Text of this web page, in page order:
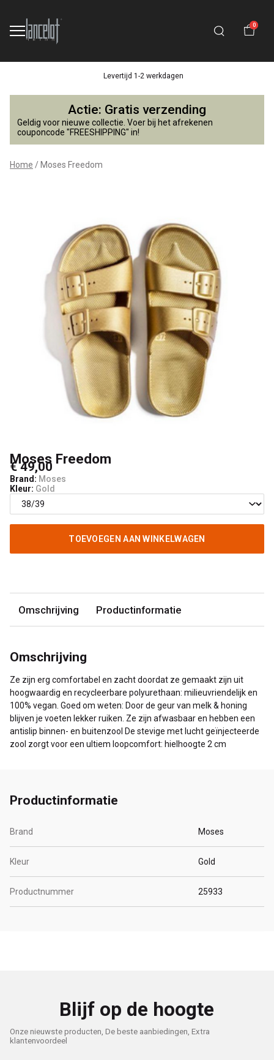
0
Levertijd 1-2 werkdagen
Moses
Freedom
Lancelot
Actie: Gratis verzending
Geldig voor nieuwe collectie. Voer bij het afrekenen
couponcode "FREESHIPPING" in!
Home Moses Freedom
Moses Freedom
€ 49,00
Brand: Moses
Kleur: Gold
TOEVOEGEN AAN WINKELWAGEN
Omschrijving Productinformatie
Omschrijving
Ze zijn erg comfortabel en zacht doordat ze gemaakt zijn uit
hoogwaardig en recycleerbare polyurethaan: milieuvriendelijk en
100% vegan. Goed om weten: Door de geur van melk & honing
blijven je voeten lekker ruiken. Ze zijn afwasbaar en hebben een
antislip binnen- en buitenzool De stevige met lucht geïnjecteerde
zool zorgt voor een ultiem loopcomfort: hielhoogte 2 cm
Productinformatie
Brand Moses
Kleur Gold
Productnummer 25933
Blijf op de hoogte
Onze nieuwste producten, De beste aanbiedingen, Extra
klantenvoordeel